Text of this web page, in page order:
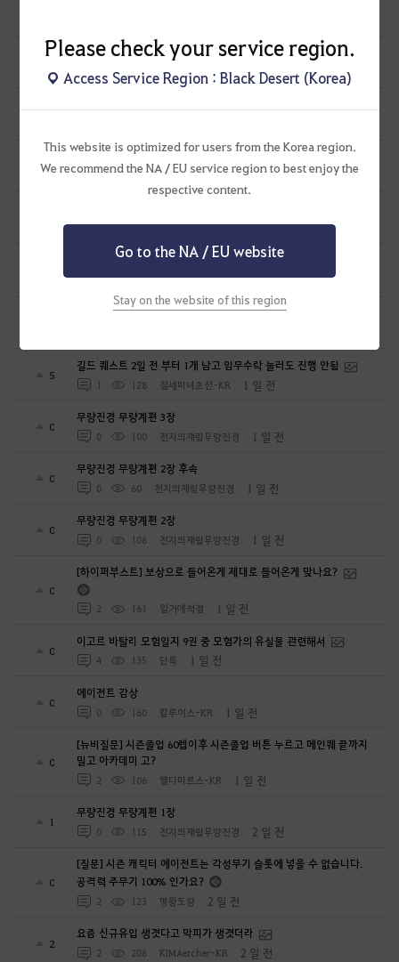
Please check your service region.
Access Service Region : Black Desert (Korea)
This website is optimized for users from the Korea region.
We recommend the NA / EU service region to best enjoy the
respective content.
Go to the NA / EU website
Stay on the website of this region
우사 제피 기록용
담금소주 20 시간 전
0
0
세라핌 제피 기록용
0 71 담금소주 21 시간 전
1 125 너무늙었다 21 시간 전
하이퍼부스트&올비아아카데미 대표캐릭 변경 문의드립니다
1 54 하히호헤호 1 일 전
뉴비 5일차 후기
5
길드 퀘스트 2일 전 부터 1개 남고 임무수락 눌러도 진행 안됨
1 128 절세미녀초선-KR 1 일 전
0
무량진경 무량계편 3장
0 100 천지의재림무량진경 1 일 전
0
무량진경 무량계편 2장 후속
0 60 천지의재림무량진경 1 일 전
0
무량진경 무량계편 2장
0 106 천지의재림무량진경 1 일 전
0
[하이퍼부스트] 보상으로 들어온게 제대로 들어온게 맞나요?
2 161 일거에척결 1 일 전
0
이고르 바탈리 모험일지 9권 중 모험가의 유실물 관련해서
4 135 단륵 1 일 전
0
에이전트 감상
0 160 칼루이스-KR 1 일 전
0
[뉴비질문] 시즌졸업 60렙이후 시즌졸업 버튼 누르고 메인퀘 끝까지
밀고 아카데미 고?
2 106 헬다마르스-KR 1 일 전
1
무량진경 무량계편 1장
0 115 천지의재림무량진경 2 일 전
0
[질문] 시즌 캐릭터 에이전트는 각성무기 슬롯에 넣을 수 없습니다.
공격력 주무기 100% 인가요?
2 123 명왕도량 2 일 전
2
요즘 신규유입 생겻다고 막피가 생겻더라
2 206 KIMAercher-KR 2 일 전